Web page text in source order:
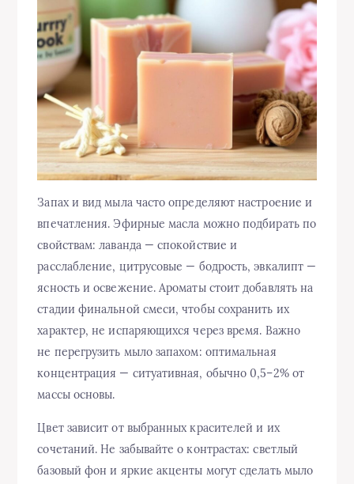
Запах и вид мыла часто определяют настроение и
впечатления. Эфирные масла можно подбирать по
свойствам: лаванда — спокойствие и
расслабление, цитрусовые — бодрость, эвкалипт —
ясность и освежение. Ароматы стоит добавлять на
стадии финальной смеси, чтобы сохранить их
характер, не испаряющихся через время. Важно
не перегрузить мыло запахом: оптимальная
концентрация — ситуативная, обычно 0,5–2% от
массы основы.
Цвет зависит от выбранных красителей и их
сочетаний. Не забывайте о контрастах: светлый
базовый фон и яркие акценты могут сделать мыло